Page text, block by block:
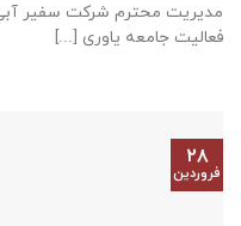
فعالیت جامعه یاوری [...]
۲۸
فروردین